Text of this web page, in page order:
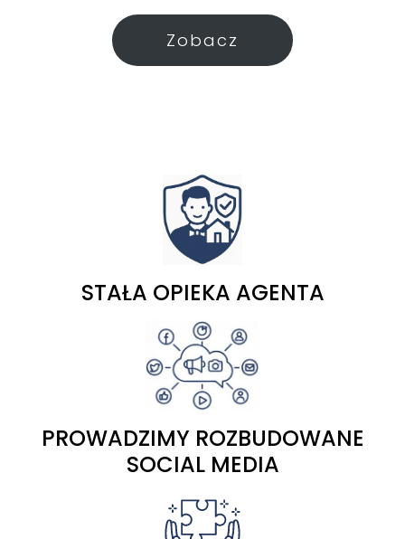
Zobacz
STAŁA OPIEKA AGENTA
PROWADZIMY ROZBUDOWANE
SOCIAL MEDIA